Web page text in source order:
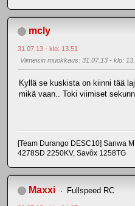
mcly
31.07.13 - klo: 13.51
Viimeisin muokkaus: 31.07.13 - klo:
Kyllä se kuskista on kiinni tää
mikä vaan.. Toki viimiset
[Team Durango DESC10] Sanwa
4278SD 2250KV, Savôx 1258TG
Maxxi Fullspeed RC